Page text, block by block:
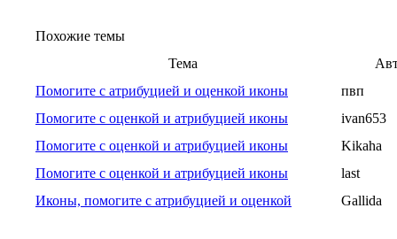
Похожие темы
Тема
Помогите с атрибуцией и оценкой иконы
пвп
Помогите с оценкой и атрибуцией иконы
ivan653
Помогите с оценкой и атрибуцией иконы
Kikaha
Помогите с оценкой и атрибуцией иконы
last
Иконы, помогите с атрибуцией и оценкой
Gallida